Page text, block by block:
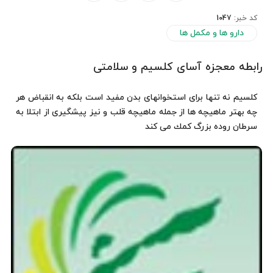
کد خبر: 1047
دارو ها و مکمل ها
رابطه معجزه آسای کلسیم و سلامتی
كلسیم نه تنها برای استخوانهای بدن مفید است بلكه به انقباض هر
چه بهتر ماهیچه ها از جمله ماهیچه قلب و نیز پیشگیری از ابتلا به
سرطان روده بزرگ كمك می كند